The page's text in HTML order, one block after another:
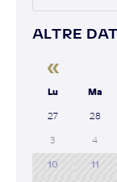
ALTRE
«
Lu Ma
27 28
3 4
10 11